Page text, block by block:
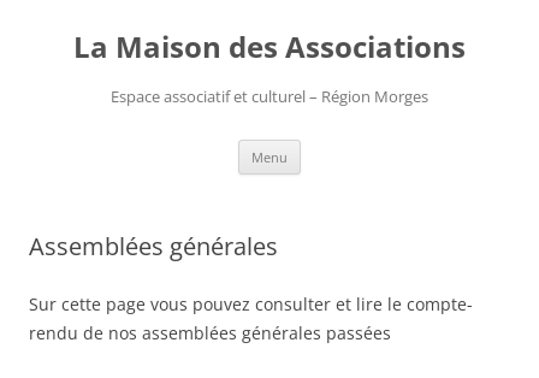
contenuLa Maison des Associations
Espace associatif et culturel – Région Morges
Menu
Assemblées générales
Sur cette page vous pouvez consulter et lire le compte-
rendu de nos assemblées générales passées